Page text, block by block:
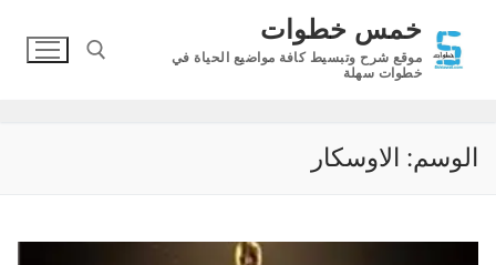
المحتوى
خمس خطوات
موقع شرح وتبسيط كافة مواضيع الحياة في
خطوات سهلة
الوسم: الاوسكار